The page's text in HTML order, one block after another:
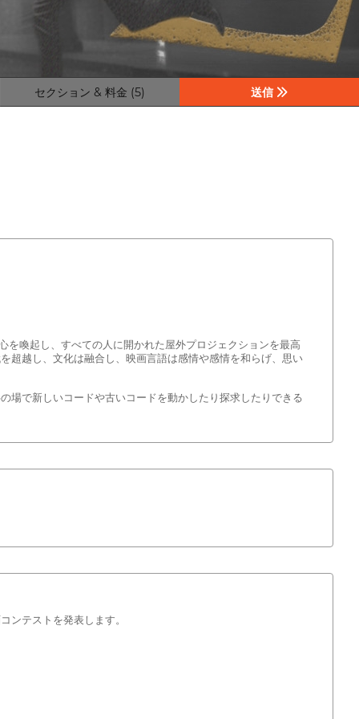
セクション & 料金 (5) 送信
喚起し、すべての人に開かれた屋外プロジェクションを最高
超越し、文化は融合し、映画言語は感情や感情を和らげ、思い
場で新しいコードや古いコードを動かしたり探求したりできる
ンテストを発表します。